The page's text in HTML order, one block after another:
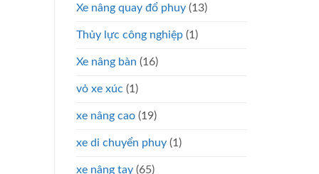
Xe nâng quay đổ phuy (13)
Thủy lực công nghiệp (1)
Xe nâng bàn (16)
vỏ xe xúc (1)
xe nâng cao (19)
xe di chuyển phuy (1)
xe nâng tay (65)